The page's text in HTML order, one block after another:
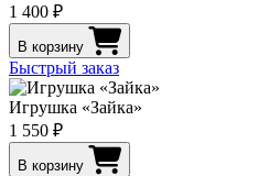
1 400 ₽
В корзину
Быстрый заказ
Игрушка «Зайка»
1 550 ₽
В корзину